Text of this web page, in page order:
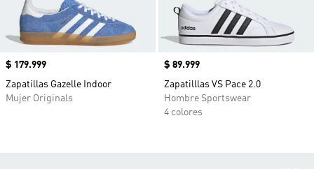
Precio
$ 179.999
Zapatillas Gazelle Indoor
Mujer Originals
Precio
$ 89.999
Zapatilllas VS Pace 2.0
Hombre Sportswear
4 colores